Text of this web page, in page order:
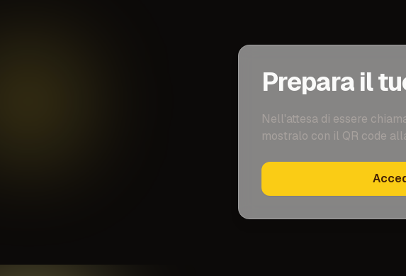
Prepara il
Nell'attesa di essere
mostralo con il QR code